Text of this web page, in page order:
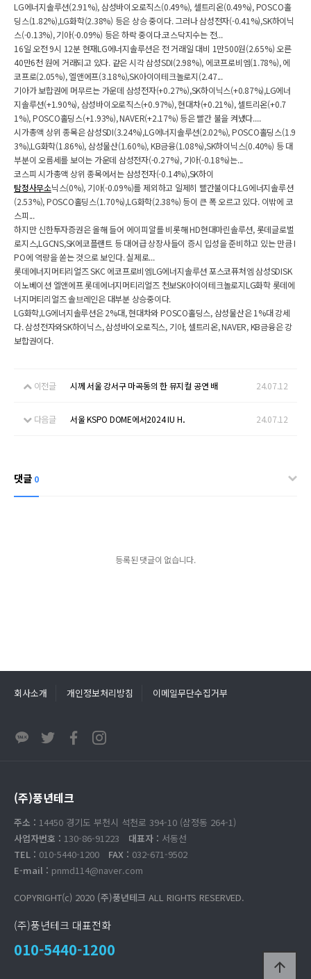
LG에너지솔루션(2.91%), 삼성바이오로직스(0.49%), 셀트리온(0.49%), POSCO홀
딩스(1.82%),LG화학(2.38%) 등은 상승 중이다. 그러나 삼성전자(-0.41%),SK하이닉
스(-0.13%), 기아(-0.09%) 등은 하락 중이다.코스닥지수는 전...
16일 오전 9시 12분 현재LG에너지솔루션은 전 거래일 대비 1만500원(2.65%) 오른
40만6천 원에 거래되고 있다. 같은 시각 삼성SDI(2.98%), 에코프로비엠(1.78%), 에
코프로(2.05%), 엘앤에프(3.18%),SK아이이테크놀로지(2.47...
기아가 보합권에 머무르는 가운데 삼성전자(+0.27%),SK하이닉스(+0.87%),LG에너
지솔루션(+1.90%), 삼성바이오로직스(+0.97%), 현대차(+0.21%), 셀트리온(+0.7
1%), POSCO홀딩스(+1.93%), NAVER(+2.17%) 등은 빨간 불을 켜냈다....
시가총액 상위 종목은 삼성SDI(3.24%),LG에너지솔루션(2.02%), POSCO홀딩스(1.9
3%),LG화학(1.86%), 삼성물산(1.60%), KB금융(1.08%),SK하이닉스(0.40%) 등 대
부분이 오름세를 보이는 가운데 삼성전자(-0.27%), 기아(-0.18%)는...
코스피 시가총액 상위 종목에서는 삼성전자(-0.14%),SK하이
탐정사무소닉스(0%), 기아(-0.09%)를 제외하고 일제히 빨간불이다.LG에너지솔루션
(2.53%), POSCO홀딩스(1.70%),LG화학(2.38%) 등이 큰 폭 오르고 있다. 이밖에 코
스피...
하지만 신한투자증권은 올해 들어 에이피알를 비롯해 HD현대마린솔루션, 롯데글로벌
로지스,LGCNS,SK에코플랜트 등 대어급 상장사들이 증시 입성을 준비하고 있는 만큼 I
PO에 역량을 쏟는 것으로 보인다. 실제로...
롯데에너지머티리얼즈 SKC 에코프로비엠LG에너지솔루션 포스코퓨처엠 삼성SDISK
이노베이션 엘앤에프 롯데에너지머티리얼즈 천보SK아이이테크놀로지LG화학 롯데에
너지머티리얼즈 솔브레인은 대부분 상승중이다.
LG화학,LG에너지솔루션은 2%대, 현대차와 POSCO홀딩스, 삼성물산은 1%대 강세
다. 삼성전자와SK하이닉스, 삼성바이오로직스, 기아, 셀트리온, NAVER, KB금융은 강
보합권이다.
이전글 시께 서울 강서구 마곡동의 한 뮤지컬 공연 배 24.07.12
다음글 서울 KSPO DOME에서2024 IU H． 24.07.12
댓글 0
등록된 댓글이 없습니다.
회사소개 개인정보처리방침 이메일무단수집거부
(주)풍년테크
주소 : 14450 경기도 부천시 석천로 394-10 (삼정동 264-1)
사업자번호 : 130-86-91223 대표자 : 서동선
TEL : 010-5440-1200 FAX : 032-671-9502
E-mail : pnmd114@naver.com
COPYRIGHT(c) 2020 (주)풍년테크 ALL RIGHTS RESERVED.
(주)풍년테크 대표전화
010-5440-1200
arrow_upward